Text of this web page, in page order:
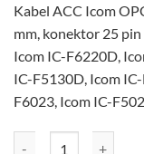
Kabel ACC Icom
mm, konektor 25
Icom IC-F6220D,
IC-F5130D, Icom
F6023, Icom IC-